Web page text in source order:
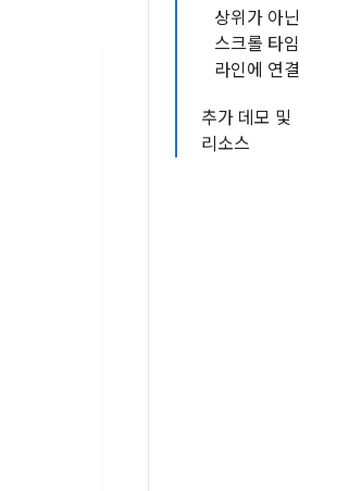
상위가 아닌
스크롤 타임
라인에 연결
추가 데모 및
리소스